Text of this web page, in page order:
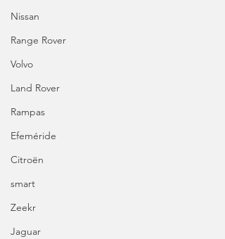
Nissan
Range Rover
Volvo
Land Rover
Rampas
Efeméride
Citroën
smart
Zeekr
Jaguar